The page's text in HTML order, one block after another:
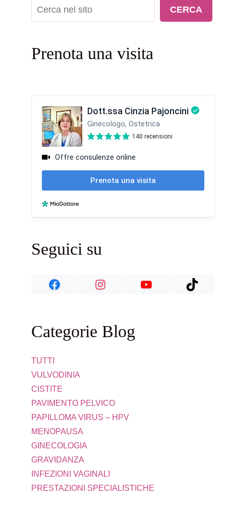
Cerca CERCA
Prenota una visita
Seguici su
Categorie Blog
TUTTI
VULVODINIA
CISTITE
PAVIMENTO PELVICO
PAPILLOMA VIRUS – HPV
MENOPAUSA
GINECOLOGIA
GRAVIDANZA
INFEZIONI VAGINALI
PRESTAZIONI SPECIALISTICHE